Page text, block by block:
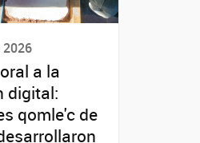
2026
a la
digital:
qomle'c de